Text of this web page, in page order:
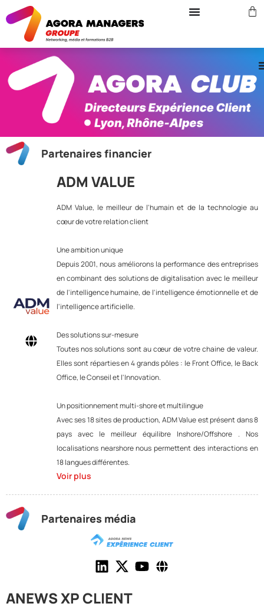
Partenaires financier
ADM VALUE
ADM Value, le meilleur de l'humain et de la technologie au
cœur de votre relation client
Une ambition unique
Depuis 2001, nous améliorons la performance des entreprises
en combinant des solutions de digitalisation avec le meilleur
de l'intelligence humaine, de l'intelligence émotionnelle et de
l'intelligence artificielle.
Des solutions sur-mesure
Toutes nos solutions sont au cœur de votre chaine de valeur.
Elles sont réparties en 4 grands pôles : le Front Office, le Back
Office, le Conseil et l'Innovation.
Un positionnement multi-shore et multilingue
Avec ses 18 sites de production, ADM Value est présent dans 8
pays avec le meilleur équilibre Inshore/Offshore . Nos
localisations nearshore nous permettent des interactions en
18 langues différentes.
Voir plus
Partenaires média
ANEWS XP CLIENT